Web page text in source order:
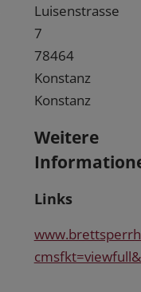
Luisenstrasse
7
78464
Konstanz
Konstanz
Weitere
Links